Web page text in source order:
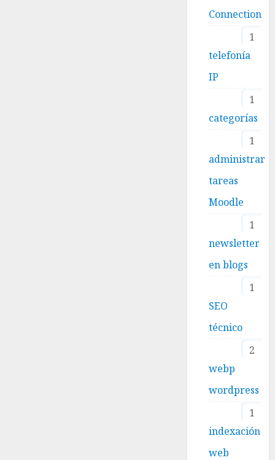
Connection
1
telefonía
IP
1
categorías
1
administrar
tareas
Moodle
1
newsletter
en blogs
1
SEO
técnico
2
webp
wordpress
1
indexación
web